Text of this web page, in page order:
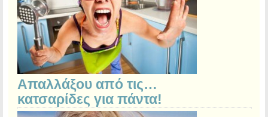
Απαλλάξου από τις…
κατσαρίδες για πάντα!